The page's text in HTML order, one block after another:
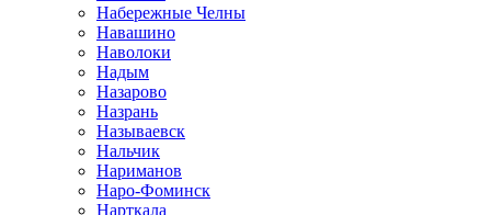
Набережные Челны
Навашино
Наволоки
Надым
Назарово
Назрань
Называевск
Нальчик
Нариманов
Наро-Фоминск
Нарткала